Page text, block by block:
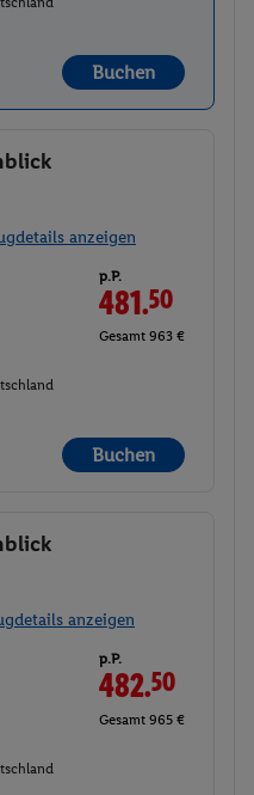
Buchen
anzeigen
p.P.
481.50
Gesamt 963 €
Buchen
anzeigen
p.P.
482.50
Gesamt 965 €